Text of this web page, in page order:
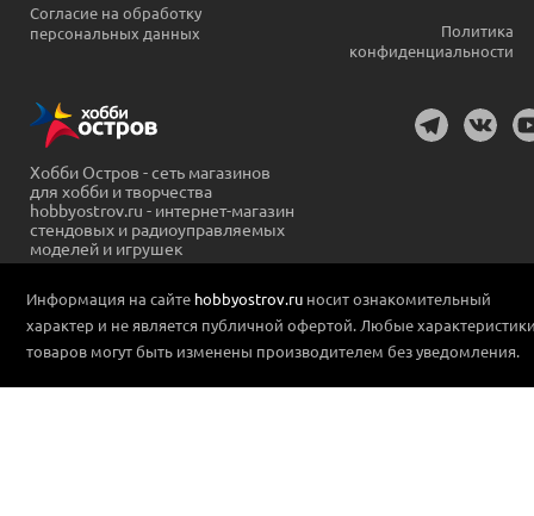
Согласие на обработку
персональных данных
Политика
конфиденциальности
Хобби Остров - сеть магазинов
для хобби и творчества
hobbyostrov.ru - интернет-магазин
стендовых и радиоуправляемых
моделей и игрушек
Информация на сайте hobbyostrov.ru носит ознакомительный
характер и не является публичной офертой. Любые
товаров могут быть изменены производителем без уведомления.